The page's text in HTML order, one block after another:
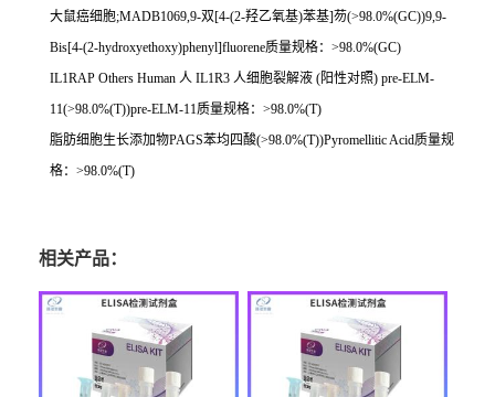
大鼠癌细胞;MADB1069,9-双[4-(2-羟乙氧基)苯基]芴(>98.0%(GC))9,9-
Bis[4-(2-hydroxyethoxy)phenyl]fluorene质量规格： >98.0%(GC)
IL1RAP Others Human 人 IL1R3 人细胞裂解液 (阳性对照) pre-ELM-
11(>98.0%(T))pre-ELM-11 质量规格： >98.0%(T)
脂肪细胞生长添加物PAGS苯均四酸(>98.0%(T))Pyromellitic Acid质量规
格： >98.0%(T)
相关产品：